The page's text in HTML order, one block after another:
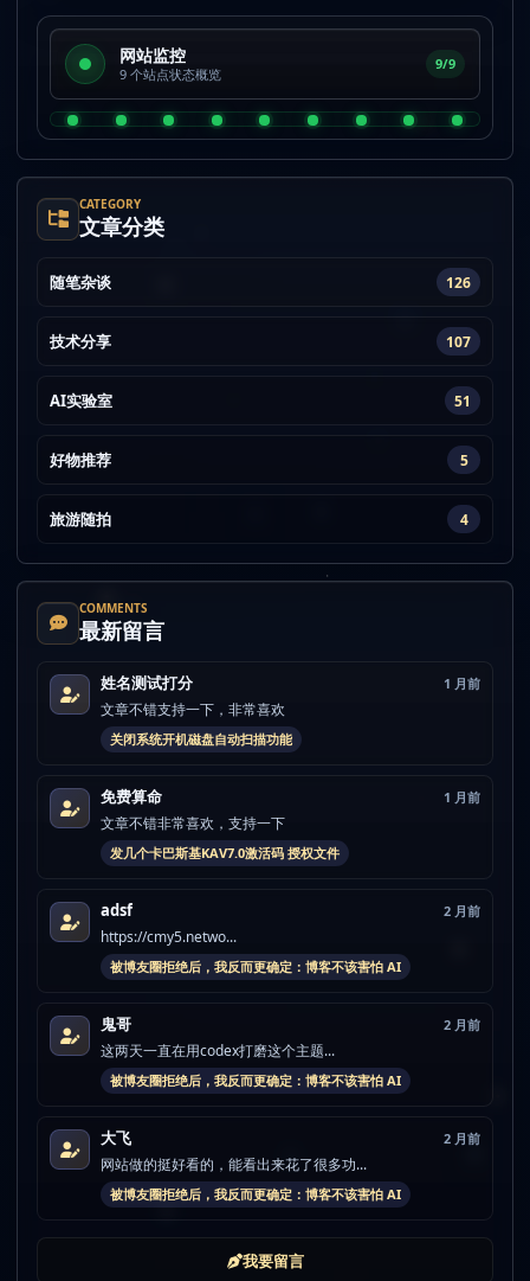
网站监控
9 个站点状态概览
9/9
CATEGORY
文章分类
随笔杂谈 126
技术分享 107
AI实验室 51
好物推荐 5
旅游随拍 4
COMMENTS
最新留言
姓名测试打分 1 月前
文章不错支持一下，非常喜欢
关闭系统开机磁盘自动扫描功能
免费算命 1 月前
文章不错非常喜欢，支持一下
发几个卡巴斯基KAV7.0激活码 授权文件
adsf 2 月前
https://cmy5.netwo...
被博友圈拒绝后，我反而更确定：博客不该害怕 AI
鬼哥 2 月前
这两天一直在用codex打磨这个主题...
被博友圈拒绝后，我反而更确定：博客不该害怕 AI
大飞 2 月前
网站做的挺好看的，能看出来花了很多功...
被博友圈拒绝后，我反而更确定：博客不该害怕 AI
我要留言